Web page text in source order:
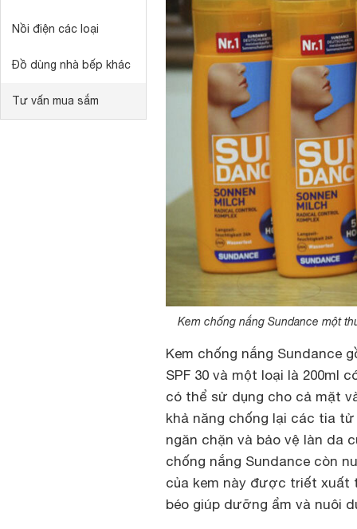
Nồi điện các loại
Đồ dùng nhà bếp khác
Tư vấn mua sắm
Kem chống nắng Sundance một
Kem chống nắng Sundance
SPF 30 và một loại là 200ml
có thể sử dụng cho cả mặt
khả năng chống lại các tia
ngăn chặn và bảo vệ làn da
chống nắng Sundance còn
của kem này được triết xuất
béo giúp dưỡng ẩm và nuôi